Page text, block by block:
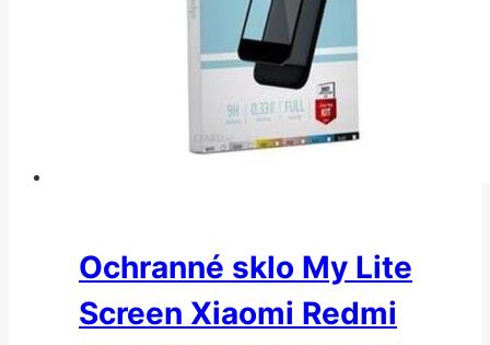
Ochranné sklo My Lite
Screen Xiaomi Redmi